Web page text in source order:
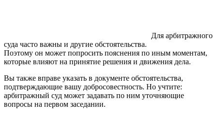
Для арбитражного
суда часто важны и другие обстоятельства.
Поэтому он может попросить пояснения по иным моментам,
которые влияют на принятие решения и движения дела.
Вы также вправе указать в документе обстоятельства,
подтверждающие вашу добросовестность. Но учтите:
арбитражный суд может задавать по ним уточняющие
вопросы на первом заседании.